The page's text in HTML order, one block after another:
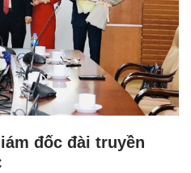
đốc đài truyền